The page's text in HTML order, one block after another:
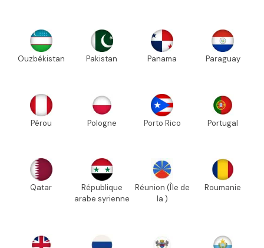
Ouzbékistan Pakistan Panama Paraguay
Pérou Pologne Porto Rico Portugal
Qatar
République
arabe syrienne
Réunion (Île de
la )
Roumanie